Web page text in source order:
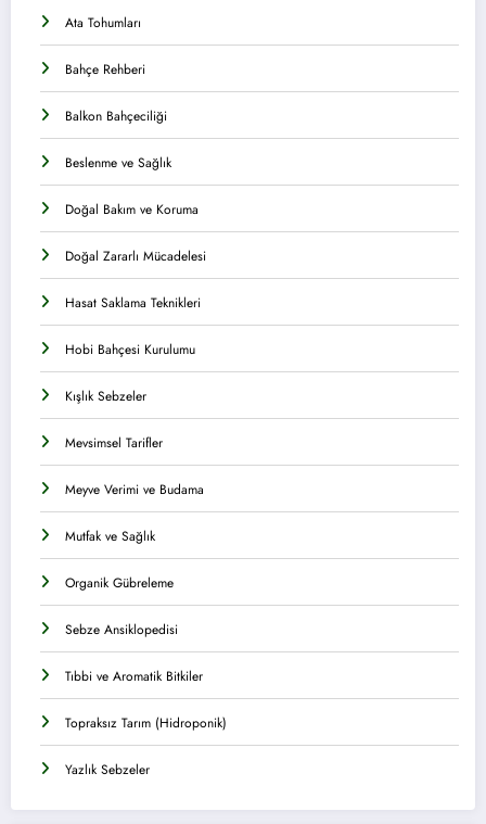
Ata Tohumları
Bahçe Rehberi
Balkon Bahçeciliği
Beslenme ve Sağlık
Doğal Bakım ve Koruma
Doğal Zararlı Mücadelesi
Hasat Saklama Teknikleri
Hobi Bahçesi Kurulumu
Kışlık Sebzeler
Mevsimsel Tarifler
Meyve Verimi ve Budama
Mutfak ve Sağlık
Organik Gübreleme
Sebze Ansiklopedisi
Tıbbi ve Aromatik Bitkiler
Topraksız Tarım (Hidroponik)
Yazlık Sebzeler